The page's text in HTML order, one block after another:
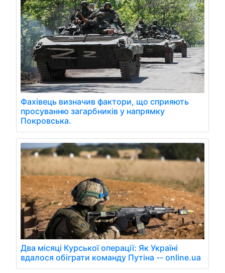
Фахівець визначив фактори, що сприяють
просуванню загарбників у напрямку
Покровська.
Два місяці Курської операції: Як Україні
вдалося обіграти команду Путіна -- online.ua